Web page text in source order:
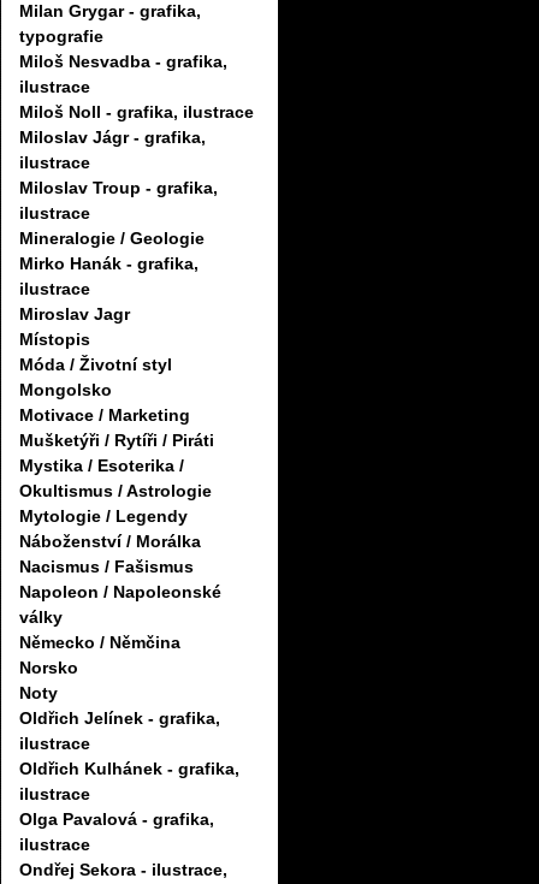
Milan Grygar - grafika,
typografie
Miloš Nesvadba - grafika,
ilustrace
Miloš Noll - grafika, ilustrace
Miloslav Jágr - grafika,
ilustrace
Miloslav Troup - grafika,
ilustrace
Mineralogie / Geologie
Mirko Hanák - grafika,
ilustrace
Miroslav Jagr
Místopis
Móda / Životní styl
Mongolsko
Motivace / Marketing
Mušketýři / Rytíři / Piráti
Mystika / Esoterika /
Okultismus / Astrologie
Mytologie / Legendy
Náboženství / Morálka
Nacismus / Fašismus
Napoleon / Napoleonské
války
Německo / Němčina
Norsko
Noty
Oldřich Jelínek - grafika,
ilustrace
Oldřich Kulhánek - grafika,
ilustrace
Olga Pavalová - grafika,
ilustrace
Ondřej Sekora - ilustrace,